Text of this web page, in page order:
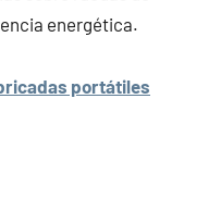
energética.
portátiles